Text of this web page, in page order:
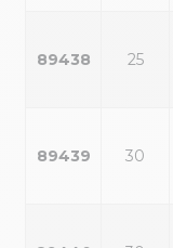
89438 25
89439 30